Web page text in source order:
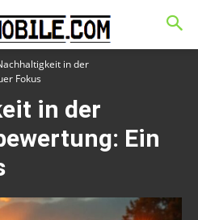
in der
Fokus
in der
Ein